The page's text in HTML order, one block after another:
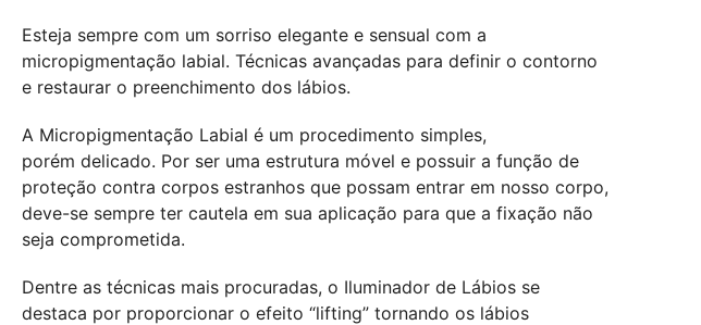
Esteja sempre com um sorriso elegante e sensual com a
micropigmentação labial. Técnicas avançadas para definir o contorno
e restaurar o preenchimento dos lábios.
A Micropigmentação Labial é um procedimento simples,
porém delicado. Por ser uma estrutura móvel e possuir a função de
proteção contra corpos estranhos que possam entrar em nosso corpo,
deve-se sempre ter cautela em sua aplicação para que a fixação não
seja comprometida.
Dentre as técnicas mais procuradas, o Iluminador de Lábios se
destaca por proporcionar o efeito “lifting” tornando os lábios